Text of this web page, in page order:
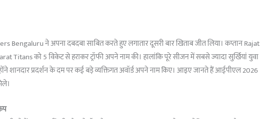
Bengaluru ने अपना दबदबा साबित करते हुए लगातार दूसरी बार खिताब जीत लिया। कप्तान Rajat
Titans को 5 विकेट से हराकर ट्रॉफी अपने नाम की। हालांकि पूरे सीजन में सबसे ज्यादा सुर्खियां युवा
शानदार प्रदर्शन के दम पर कई बड़े व्यक्तिगत अवॉर्ड अपने नाम किए। आइए जानते हैं आईपीएल 2026